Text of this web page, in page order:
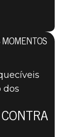
MOMENTOS
dos